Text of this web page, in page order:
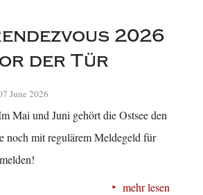
2026
der Tür
June 2026
Mai und Juni gehört die Ostsee den
noch mit regulärem Meldegeld für
mehr lesen